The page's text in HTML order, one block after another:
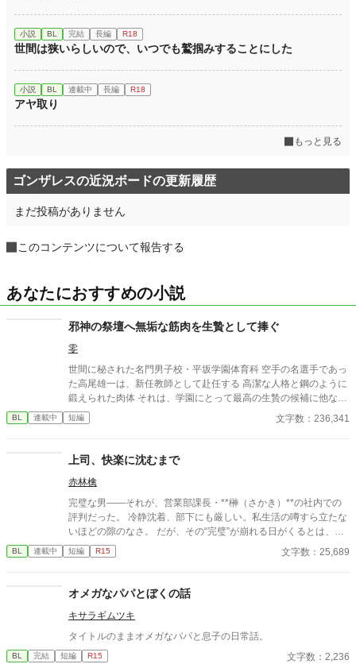
小説 BL 完結 長編 R18
世間は狭いらしいので、いつでも鷲掴みすることにした
小説 BL 連載中 長編 R18
アヤ取り
もっと見る
ゴンザレスの近況ボードの更新履歴
まだ投稿がありません
このコンテンツについて報告する
あなたにおすすめの小説
邪神の祭壇へ無垢な筋肉を生贄として捧ぐ
零
世間に秘された名門男子校・平坂学園体育科 空手の名選手であっ
た高尾雄一は、新任教師として赴任する 高潔な人格と鋼のように
鍛えられた肉体 それは、学園にとって最高の生贄の候補に他なら
なかった 至高の筋肉を持つ、精神を削られ意志をなくした青年を
太古の神に捧げるため、“水”、“風”、“土”の信奉者達が暗躍する 意
校で繰り広げられるダークファンタジー
BL 連載中 短編 文字数：236,341
上司、快楽に沈むまで
赤林檎
完璧な男――それが、営業部課長・**榊（さかき）**の社内での
評判だった。 冷静沈着、部下にも厳しい。私生活の噂すら立たな
いほどの隙のなさ。 だが、その“完璧”が崩れる日がくるとは、誰
も想像していなかった。 入社三年目の篠原は、榊の直属の部下。
真面目だが強気で、どこか挑発的な笑みを浮かべる青年。 ある
原は上司に向かって、いつもの穏やかな口調を崩した。「……そ
んな顔、部下には見せないんですね」 疲労で僅かに緩んだ榊の表
情。 その弱さを見逃さず、篠原はデスク越しに距離を詰める。
「強がらなくていいですよ。俺の前では、もう」 指先が榊のネク
た。 拒むことも、許すこともできないまま、 彼は“部下”の手によ
BL 連載中 短編 R15 文字数：25,689
オメガなパパとぼくの話
キサラギムツキ
タイトルのままオメガなパパと息子の日常話。
BL 完結 短編 R15 文字数：2,236